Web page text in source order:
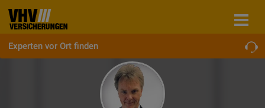
Experten vor Ort finden